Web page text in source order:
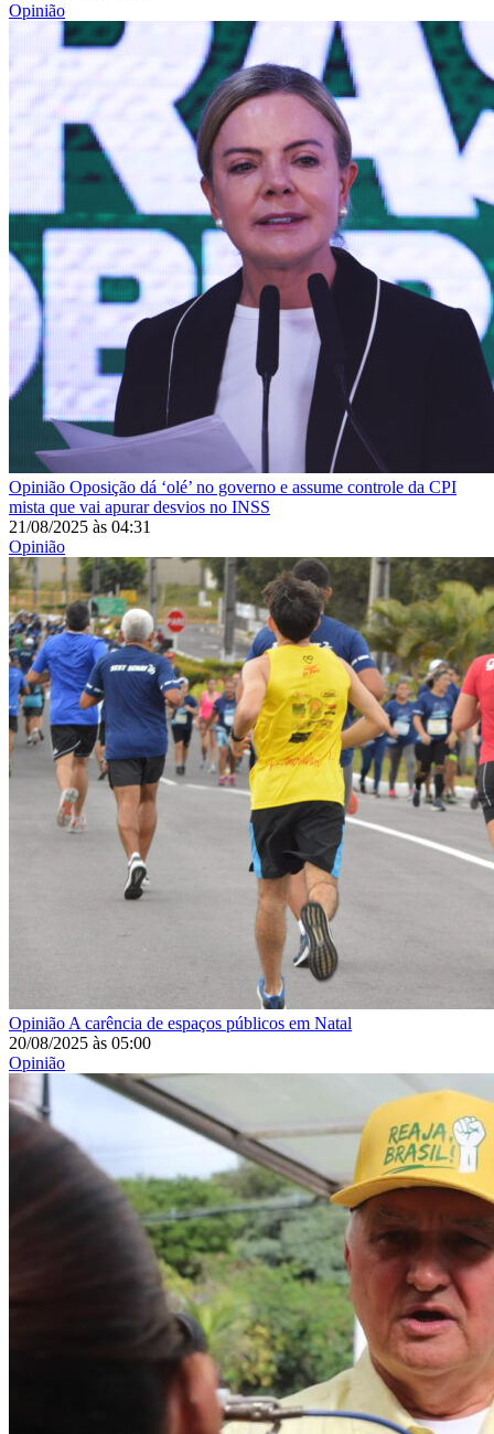
Opinião
Opinião Oposição dá ‘olé’ no governo e assume controle da CPI
mista que vai apurar desvios no INSS
21/08/2025 às 04:31
Opinião
Opinião A carência de espaços públicos em Natal
20/08/2025 às 05:00
Opinião